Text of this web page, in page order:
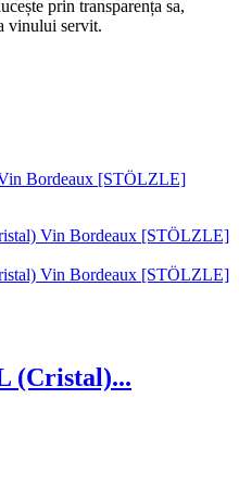
prin transparența sa,
vinului servit.
(Cristal)...